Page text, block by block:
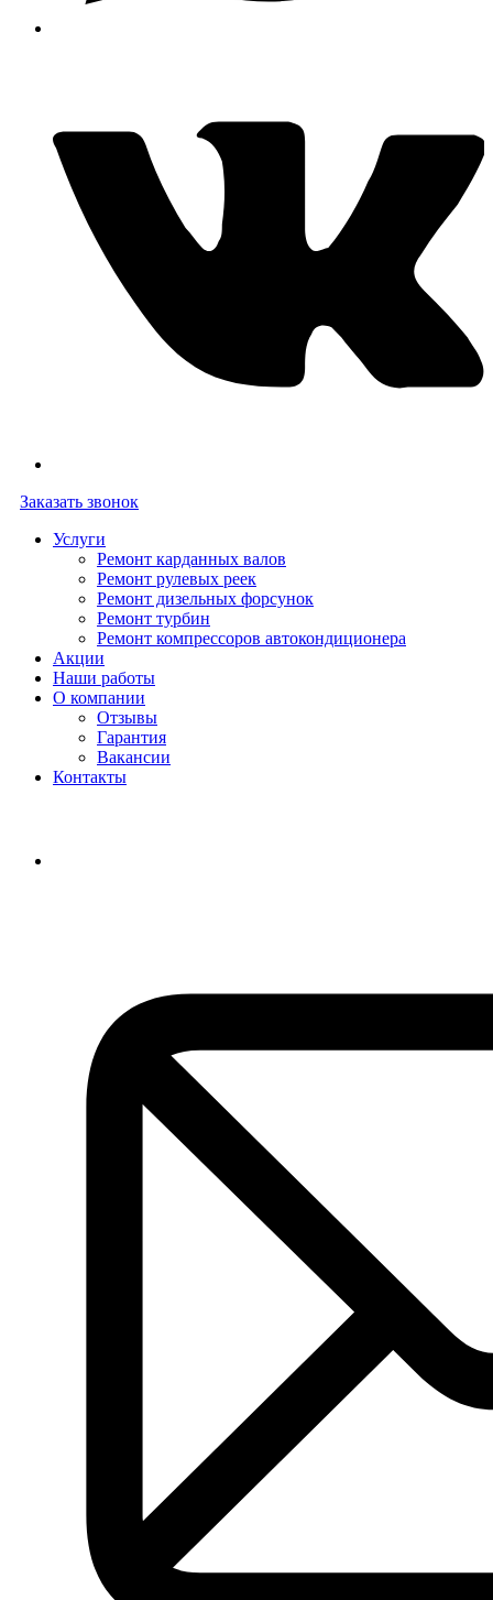
Заказать звонок
Услуги
Ремонт карданных валов
Ремонт рулевых реек
Ремонт дизельных форсунок
Ремонт турбин
Ремонт компрессоров автокондиционера
Акции
Наши работы
О компании
Отзывы
Гарантия
Вакансии
Контакты